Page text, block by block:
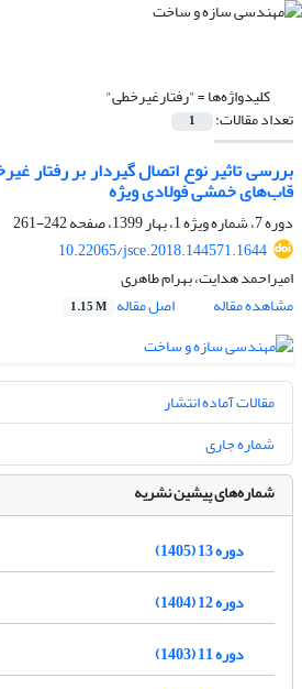
کلیدواژه‌ها ="رفتارغیرخطی"
تعداد مقالات: 1
بررسی تاثیر نوع اتصال گیردار بر رفتار
قاب‌های خمشی فولادی ویژه
دوره 7، شماره ویژه 1، بهار 1399، صفحه
242-261
10.22065/jsce.2018.144571.1644
امیراحمد هدایت، بهرام طاهری
مشاهده مقاله
اصل مقاله 1.15 M
مقالات آماده انتشار
شماره جاری
شماره‌های پیشین نشریه
دوره 13 (1405)
دوره 12 (1404)
دوره 11 (1403)